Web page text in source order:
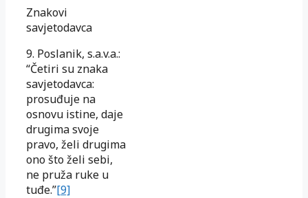
Znakovi
savjetodavca
9. Poslanik, s.a.v.a.:
“Četiri su znaka
savjetodavca:
prosuđuje na
osnovu istine, daje
drugima svoje
pravo, želi drugima
ono što želi sebi,
ne pruža ruke u
tuđe.”[9]